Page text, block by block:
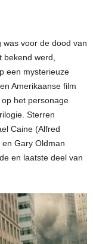
voor de dood van
werd,
een mysterieuze
Amerikaanse film
het personage
Sterren
Caine (Alfred
Gary Oldman
en laatste deel van